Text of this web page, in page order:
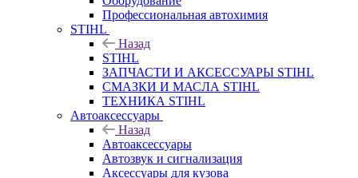
Профессиональная автохимия
STIHL
Назад
STIHL
ЗАПЧАСТИ И АКСЕССУАРЫ STIHL
СМАЗКИ И МАСЛА STIHL
ТЕХНИКА STIHL
Автоаксессуары
Назад
Автоаксессуары
Автозвук и сигнализация
Аксессуары для кузова